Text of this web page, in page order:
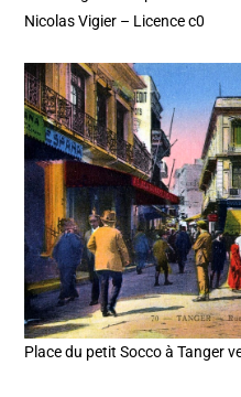
Nicolas Vigier – Licence c0
Place du petit Socco à Tanger